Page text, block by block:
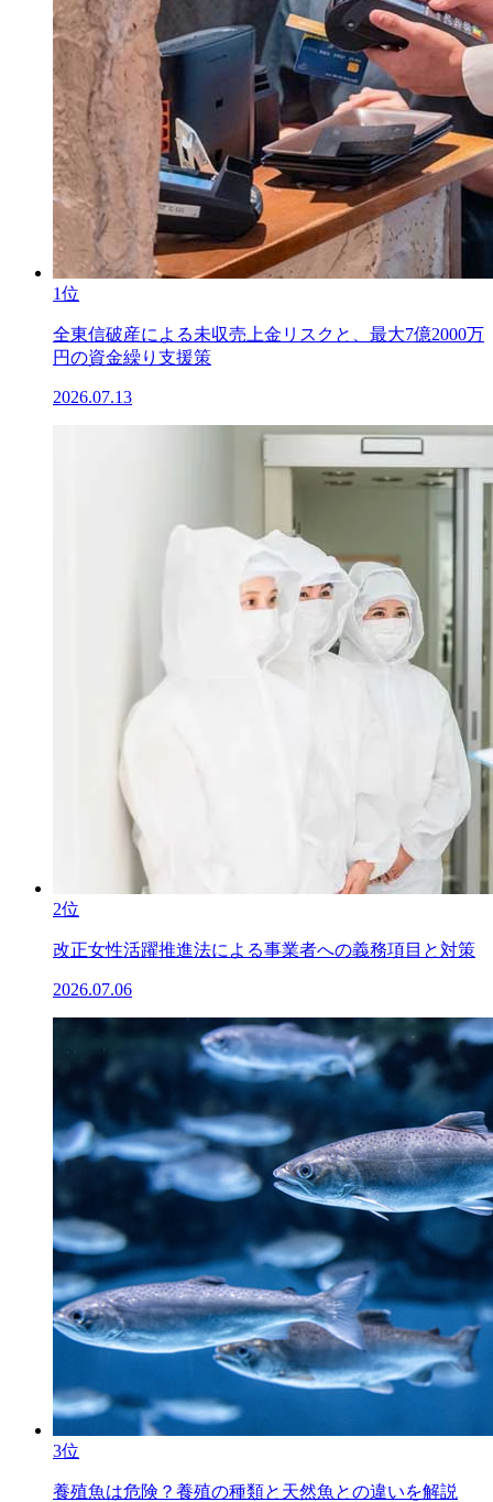
1位
全東信破産による未収売上金リスクと、最大7億2000万
円の資金繰り支援策
2026.07.13
2位
改正女性活躍推進法による事業者への義務項目と対策
2026.07.06
3位
養殖魚は危険？養殖の種類と天然魚との違いを解説